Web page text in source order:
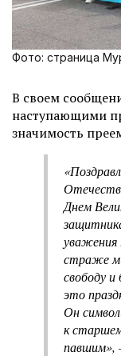
Фото: страница
В своем
наступающими
значимость
Днем
страже
свободу
это
Он
к
павшим»,